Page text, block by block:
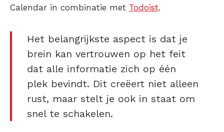
Calendar in combinatie met Todoist.
Het belangrijkste aspect is dat je
brein kan vertrouwen op het feit
dat alle informatie zich op één
plek bevindt. Dit creëert niet alleen
rust, maar stelt je ook in staat om
snel te schakelen.